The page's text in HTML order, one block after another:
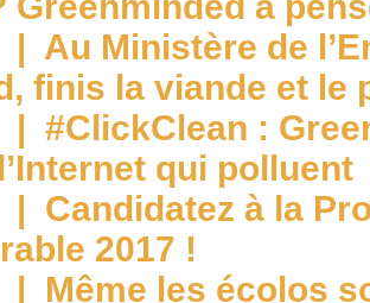
| Au Ministère de
finis la viande et le
| #ClickClean :
qui polluent
| Candidatez à la
2017 !
| Même les écolos